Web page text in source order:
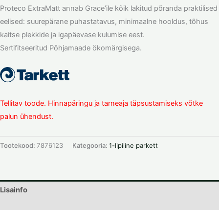
Proteco ExtraMatt annab Grace’ile kõik lakitud põranda praktilised
eelised: suurepärane puhastatavus, minimaalne hooldus, tõhus
kaitse plekkide ja igapäevase kulumise eest.
Sertifitseeritud Põhjamaade ökomärgisega.
Tellitav toode. Hinnapäringu ja tarneaja täpsustamiseks võtke
palun ühendust.
Tootekood: 7876123 Kategooria: 1-lipiline parkett
Lisainfo